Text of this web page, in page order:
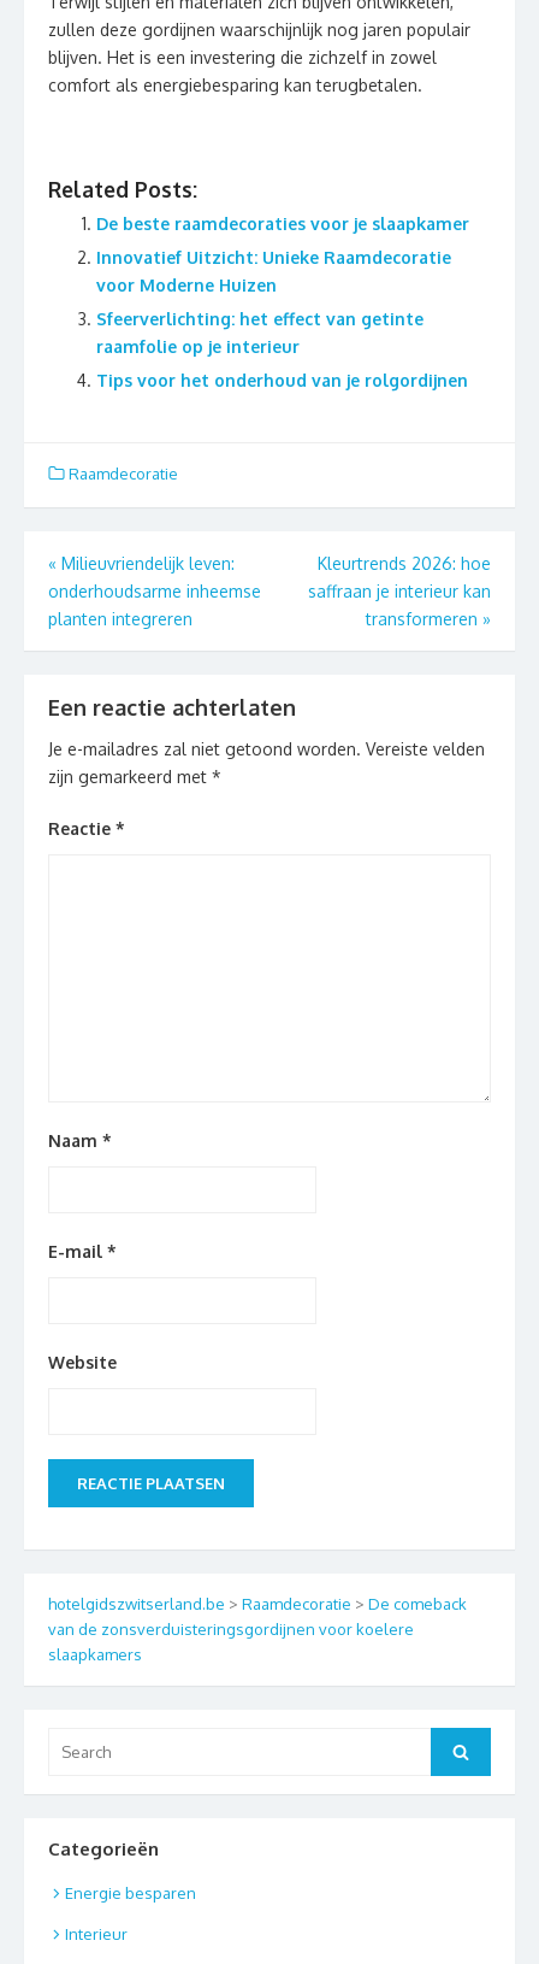
zullen deze gordijnen waarschijnlijk nog jaren populair
blijven. Het is een investering die zichzelf in zowel
comfort als energiebesparing kan terugbetalen.
Related Posts:
De beste raamdecoraties voor je slaapkamer
Innovatief Uitzicht: Unieke Raamdecoratie
voor Moderne Huizen
Sfeerverlichting: het effect van getinte
raamfolie op je interieur
Tips voor het onderhoud van je rolgordijnen
Raamdecoratie
Berichtnavigatie
« Milieuvriendelijk leven:
onderhoudsarme inheemse
planten integreren
Kleurtrends 2026: hoe
saffraan je interieur kan
transformeren »
Een reactie achterlaten
Je e-mailadres zal niet getoond worden. Vereiste velden
zijn gemarkeerd met *
Reactie *
Naam *
E-mail *
Website
hotelgidszwitserland.be > Raamdecoratie > De comeback
van de zonsverduisteringsgordijnen voor koelere
slaapkamers
for:
Search
Categorieën
Energie besparen
Interieur